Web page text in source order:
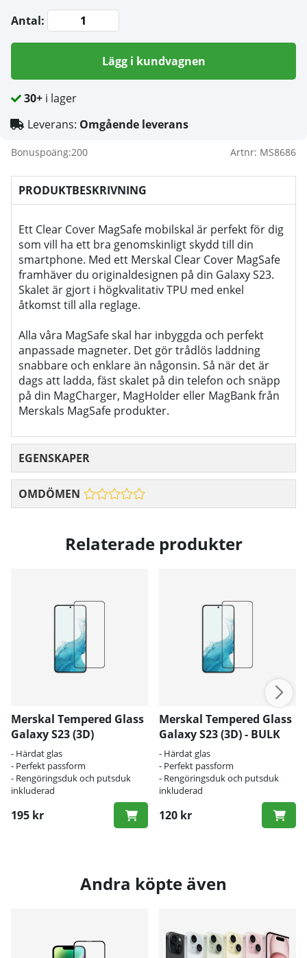
Antal:
Lägg i kundvagnen
30+ i lager
Leverans: Omgående leverans
Bonuspoäng:200 Artnr: MS8686
PRODUKTBESKRIVNING
Ett Clear Cover MagSafe mobilskal är perfekt för dig
som vill ha ett bra genomskinligt skydd till din
smartphone. Med ett Merskal Clear Cover MagSafe
framhäver du originaldesignen på din Galaxy S23.
Skalet är gjort i högkvalitativ TPU med enkel
åtkomst till alla reglage.
Alla våra MagSafe skal har inbyggda och perfekt
anpassade magneter. Det gör trådlös laddning
snabbare och enklare än någonsin. Så när det är
dags att ladda, fäst skalet på din telefon och snäpp
på din MagCharger, MagHolder eller MagBank från
Merskals MagSafe produkter.
EGENSKAPER
OMDÖMEN
Relaterade produkter
Merskal Tempered Glass
Galaxy S23 (3D)
- Härdat glas
- Perfekt passform
- Rengöringsduk och putsduk
inkluderad
195 kr
Merskal Tempered Glass
Galaxy S23 (3D) - BULK
- Härdat glas
- Perfekt passform
- Rengöringsduk och putsduk
inkluderad
120 kr
Andra köpte även